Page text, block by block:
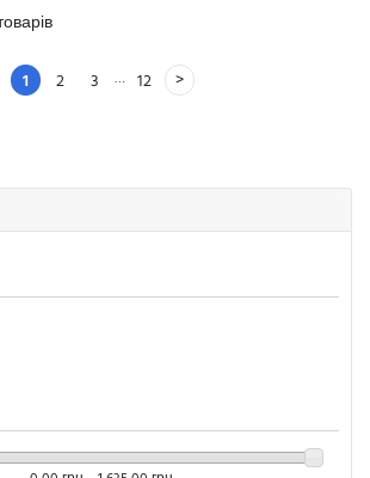
1 2 3 … 12